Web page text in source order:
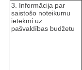
3. Informācija par
saistošo noteikumu
ietekmi uz
pašvaldības budžetu